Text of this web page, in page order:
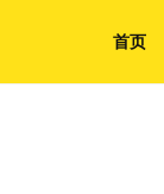
首页